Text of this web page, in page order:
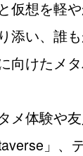
仮想を軽
添い、誰
向けたメ
メ体験や
」、